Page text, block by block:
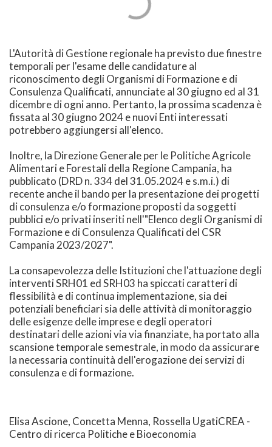
L'Autorità di Gestione regionale ha previsto due finestre
temporali per l'esame delle candidature al
riconoscimento degli Organismi di Formazione e di
Consulenza Qualificati, annunciate al 30 giugno ed al 31
dicembre di ogni anno. Pertanto, la prossima scadenza è
fissata al 30 giugno 2024 e nuovi Enti interessati
potrebbero aggiungersi all'elenco.
Inoltre, la Direzione Generale per le Politiche Agricole
Alimentari e Forestali della Regione Campania, ha
pubblicato (DRD n. 334 del 31.05.2024 e s.m.i.) di
recente anche il bando per la presentazione dei progetti
di consulenza e/o formazione proposti da soggetti
pubblici e/o privati inseriti nell'"Elenco degli Organismi di
Formazione e di Consulenza Qualificati del CSR
Campania 2023/2027".
La consapevolezza delle Istituzioni che l'attuazione degli
interventi SRH01 ed SRH03 ha spiccati caratteri di
flessibilità e di continua implementazione, sia dei
potenziali beneficiari sia delle attività di monitoraggio
delle esigenze delle imprese e degli operatori
destinatari delle azioni via via finanziate, ha portato alla
scansione temporale semestrale, in modo da assicurare
la necessaria continuità dell'erogazione dei servizi di
consulenza e di formazione.
Elisa Ascione, Concetta Menna, Rossella UgatiCREA -
Centro di ricerca Politiche e Bioeconomia